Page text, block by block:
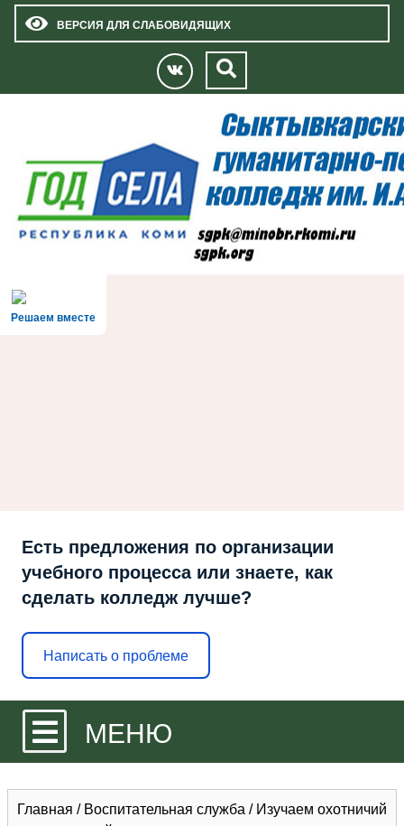
ВЕРСИЯ ДЛЯ СЛАБОВИДЯЩИХ
Решаем вместе
Есть предложения по организации
учебного процесса или знаете, как
сделать колледж лучше?
Написать о проблеме
МЕНЮ
Главная / Воспитательная служба / Изучаем охотничий